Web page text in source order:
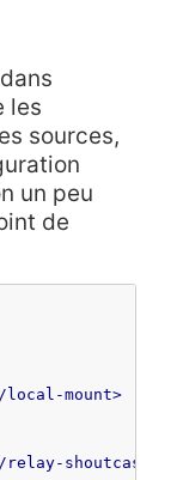
les
sources,
un peu
de
local-mount>
relay-shoutcast-